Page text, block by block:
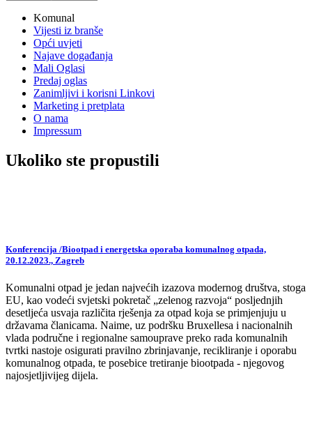
Komunal
Vijesti iz branše
Opći uvjeti
Najave događanja
Mali Oglasi
Predaj oglas
Zanimljivi i korisni Linkovi
Marketing i pretplata
O nama
Impressum
Ukoliko ste propustili
Konferencija /Biootpad i energetska oporaba komunalnog otpada,
20.12.2023., Zagreb
Komunalni otpad je jedan najvećih izazova modernog društva, stoga
EU, kao vodeći svjetski pokretač „zelenog razvoja“ posljednjih
desetljeća usvaja različita rješenja za otpad koja se primjenjuju u
državama članicama. Naime, uz podršku Bruxellesa i nacionalnih
vlada područne i regionalne samouprave preko rada komunalnih
tvrtki nastoje osigurati pravilno zbrinjavanje, recikliranje i oporabu
komunalnog otpada, te posebice tretiranje biootpada - njegovog
najosjetljivijeg dijela.